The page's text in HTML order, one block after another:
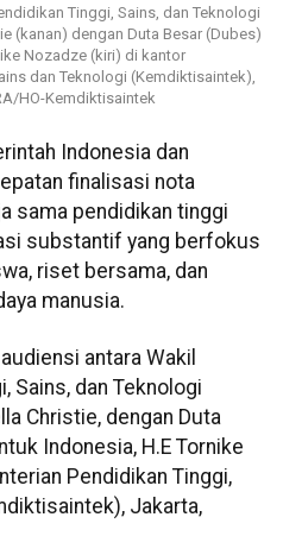
Tinggi, Sains, dan Teknologi
(kanan) dengan Duta Besar (Dubes)
Nozadze (kiri) di kantor
dan Teknologi (Kemdiktisaintek),
HO-Kemdiktisaintek
Indonesia dan
finalisasi nota
sama pendidikan tinggi
substantif yang berfokus
riset bersama, dan
manusia.
antara Wakil
Sains, dan Teknologi
Christie, dengan Duta
Indonesia, H.E Tornike
Pendidikan Tinggi,
Jakarta,